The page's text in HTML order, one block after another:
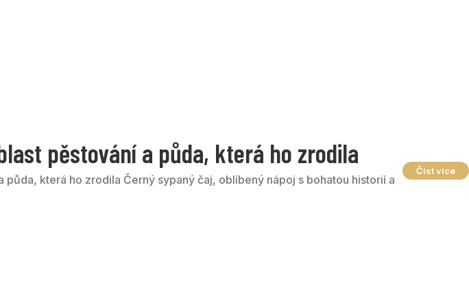
pěstování a půda, která ho zrodila
půda, která ho zrodila Černý sypaný čaj, oblíbený nápoj s bohatou historií a
Číst více